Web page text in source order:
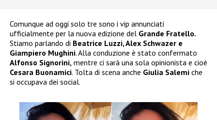
Comunque ad oggi solo tre sono i vip annunciati
ufficialmente per la nuova edizione del Grande Fratello.
Stiamo parlando di Beatrice Luzzi, Alex Schwazer e
Giampiero Mughini. Alla conduzione è stato confermato
Alfonso Signorini, mentre ci sarà una sola opinionista e cioè
Cesara Buonamici. Tolta di scena anche Giulia Salemi che
si occupava dei social.